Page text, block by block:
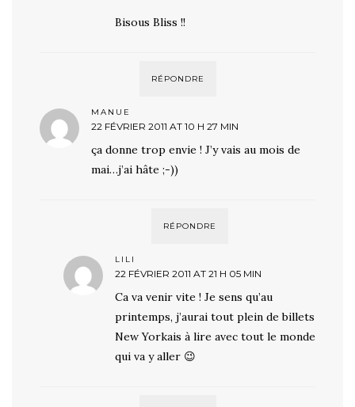
Bisous Bliss !!
RÉPONDRE
MANUE
22 FÉVRIER 2011 AT 10 H 27 MIN
ça donne trop envie ! J’y vais au mois de
mai…j’ai hâte ;-))
RÉPONDRE
LILI
22 FÉVRIER 2011 AT 21 H 05 MIN
Ca va venir vite ! Je sens qu’au
printemps, j’aurai tout plein de billets
New Yorkais à lire avec tout le monde
qui va y aller 😉